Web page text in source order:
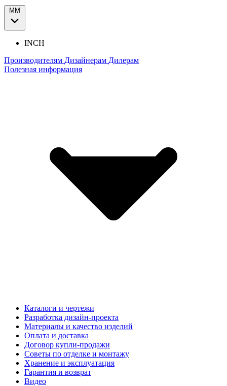
ММ
INCH
Производителям Дизайнерам Дилерам
Полезная информация
Каталоги и чертежи
Разработка дизайн-проекта
Материалы и качество изделий
Оплата и доставка
Договор купли-продажи
Советы по отделке и монтажу
Хранение и эксплуатация
Гарантия и возврат
Видео